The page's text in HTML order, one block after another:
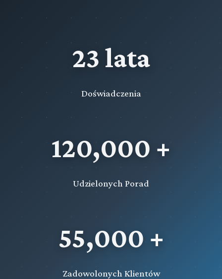
23 lata
Doświadczenia
120,000 +
Udzielonych Porad
55,000 +
Zadowolonych Klientów